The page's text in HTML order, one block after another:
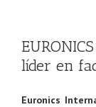
líder en
Euronics